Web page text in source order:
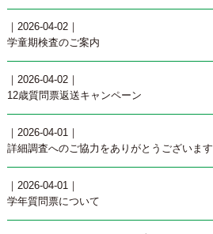
｜2026-04-02｜
学童期検査のご案内
｜2026-04-02｜
12歳質問票返送キャンペーン
｜2026-04-01｜
詳細調査へのご協力をありがとうございます
｜2026-04-01｜
学年質問票について